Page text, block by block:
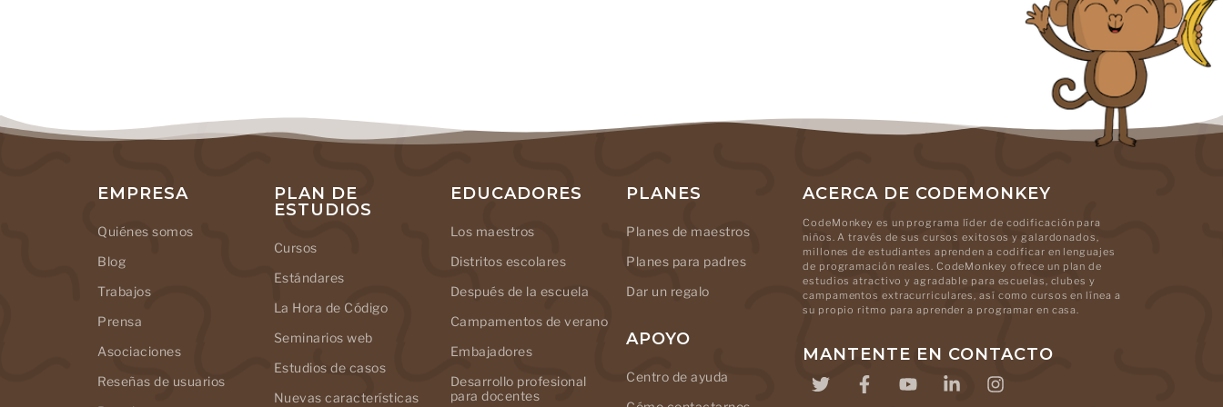
EMPRESA
Quiénes somos
Blog
Trabajos
Prensa
Asociaciones
Reseñas de usuarios
PLAN DE
ESTUDIOS
Cursos
Estándares
La Hora de Código
Seminarios web
Estudios de casos
Nuevas características
EDUCADORES
Los maestros
Distritos escolares
Después de la escuela
Campamentos de verano
Embajadores
Desarrollo profesional
para docentes
PLANES
Planes de maestros
Planes para padres
Dar un regalo
APOYO
Centro de ayuda
ACERCA DE CODEMONKEY
CodeMonkey es un programa líder de codificación para
niños. A través de sus cursos exitosos y galardonados,
millones de estudiantes aprenden a codificar en lenguajes
de programación reales. CodeMonkey ofrece un plan de
estudios atractivo y agradable para escuelas, clubes y
campamentos extracurriculares, así como cursos en línea a
su propio ritmo para aprender a programar en casa.
MANTENTE EN CONTACTO